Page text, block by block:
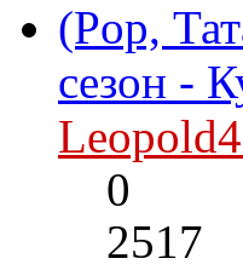
(Pop,
сезон -
0
2517